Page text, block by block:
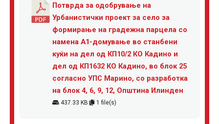
Потврда за одобрување на
Урбанистички проект за село за
формирање на градежна парцела со
намена А1-домување во станбени
куќи на дел од КП10/2 КО Кадино и
дел од КП1632 КО Кадино, во блок 25
согласно УПС Марино, со разработка
на блок 4, 6, 9, 12, Општина Илинден
437.33 KB 1 file(s)